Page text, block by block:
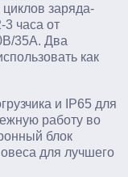
заряда-
3 часа от
35А. Два
как
и IP65 для
работу во
блок
для лучшего